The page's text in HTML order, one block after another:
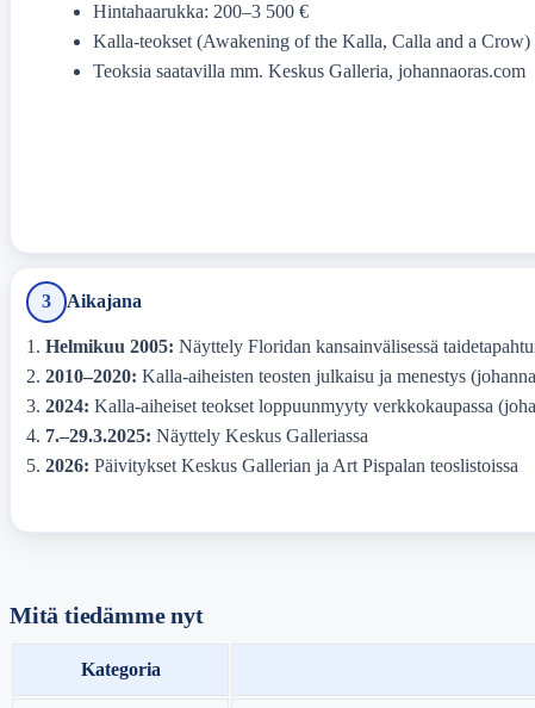
Hintahaarukka: 200–3 500 €
Kalla-teokset (Awakening of the Kalla, Calla and a
Teoksia saatavilla mm. Keskus Galleria, johannaoras.com
3 Aikajana
Helmikuu 2005: Näyttely Floridan kansainvälisessä
2010–2020: Kalla-aiheisten teosten julkaisu ja menestys
2024: Kalla-aiheiset teokset loppuunmyyty verkkokaupassa
7.–29.3.2025: Näyttely Keskus Galleriassa
2026: Päivitykset Keskus Gallerian ja Art Pispalan teoslistoissa
Mitä tiedämme nyt
Kategoria